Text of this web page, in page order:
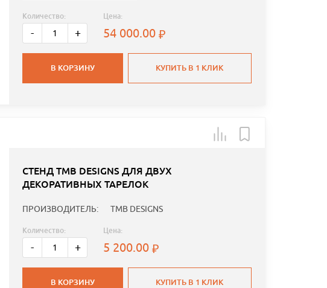
Количество:
- +
Цена:
54 000.00
В КОРЗИНУ КУПИТЬ В 1 КЛИК
СТЕНД TMB DESIGNS ДЛЯ ДВУХ
ДЕКОРАТИВНЫХ ТАРЕЛОК
ПРОИЗВОДИТЕЛЬ: TMB DESIGNS
Количество:
- +
Цена:
5 200.00
В КОРЗИНУ КУПИТЬ В 1 КЛИК